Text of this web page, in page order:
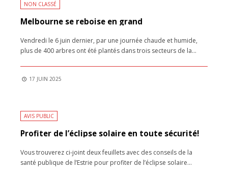
NON CLASSÉ
Melbourne se reboise en grand
Vendredi le 6 juin dernier, par une journée chaude et humide,
plus de 400 arbres ont été plantés dans trois secteurs de la...
17 JUIN 2025
AVIS PUBLIC
Profiter de l’éclipse solaire en toute sécurité!
Vous trouverez ci-joint deux feuillets avec des conseils de la
santé publique de l’Estrie pour profiter de l’éclipse solaire...